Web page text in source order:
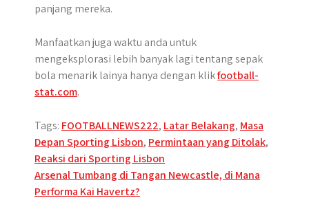
panjang mereka.
Manfaatkan juga waktu anda untuk
mengeksplorasi lebih banyak lagi tentang sepak
bola menarik lainya hanya dengan klikfootball-
stat.com.
Tags: FOOTBALLNEWS222, Latar Belakang, Masa
Depan Sporting Lisbon, Permintaan yang Ditolak,
Reaksi dari Sporting Lisbon
Post
Arsenal Tumbang di Tangan Newcastle, di Mana
Performa Kai Havertz?